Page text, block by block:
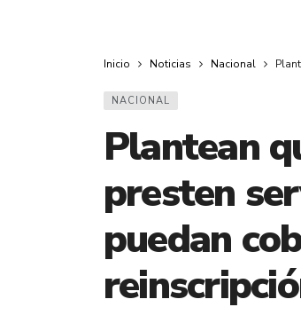
Inicio Noticias Nacional
NACIONAL
Plantean
presten
puedan